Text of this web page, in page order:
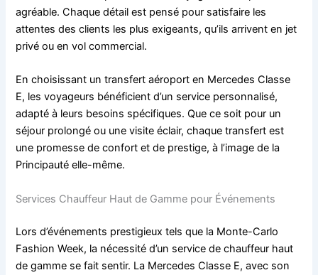
agréable. Chaque détail est pensé pour satisfaire les
attentes des clients les plus exigeants, qu’ils arrivent en jet
privé ou en vol commercial.
En choisissant un transfert aéroport en Mercedes Classe
E, les voyageurs bénéficient d’un service personnalisé,
adapté à leurs besoins spécifiques. Que ce soit pour un
séjour prolongé ou une visite éclair, chaque transfert est
une promesse de confort et de prestige, à l’image de la
Principauté elle-même.
Services Chauffeur Haut de Gamme pour Événements
Lors d’événements prestigieux tels que la Monte-Carlo
Fashion Week, la nécessité d’un service de chauffeur haut
de gamme se fait sentir. La Mercedes Classe E, avec son